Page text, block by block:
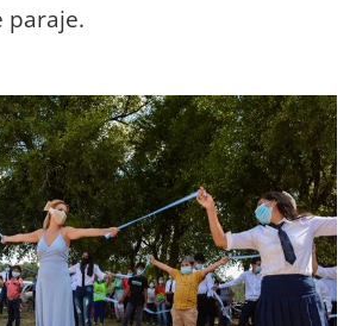
paraje.